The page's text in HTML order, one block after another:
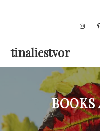
tinaliestvor
BOOKS